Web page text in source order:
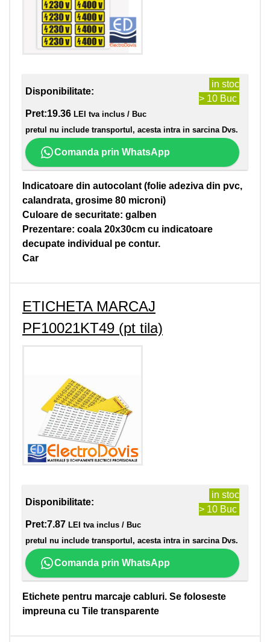
Disponibilitate:
in stoc
> 10 Buc
Pret:19.36 LEI tva inclus / Buc
pretul nu include transportul, acesta intra in sarcina Dvs.
Comanda prin WhatsApp
Indicatoare din autocolant (folie adeziva din pvc,
calandrata, grosime 80 microni)
Culoare de securitate: galben
Prezentare: coala 20x30cm cu indicatoare
decupate individual pe contur.
Car
ETICHETA MARCAJ
PF10021KT49 (pt tila)
Disponibilitate:
in stoc
> 10 Buc
Pret:7.87 LEI tva inclus / Buc
pretul nu include transportul, acesta intra in sarcina Dvs.
Comanda prin WhatsApp
Etichete pentru marcaje cabluri. Se foloseste
impreuna cu Tile transparente